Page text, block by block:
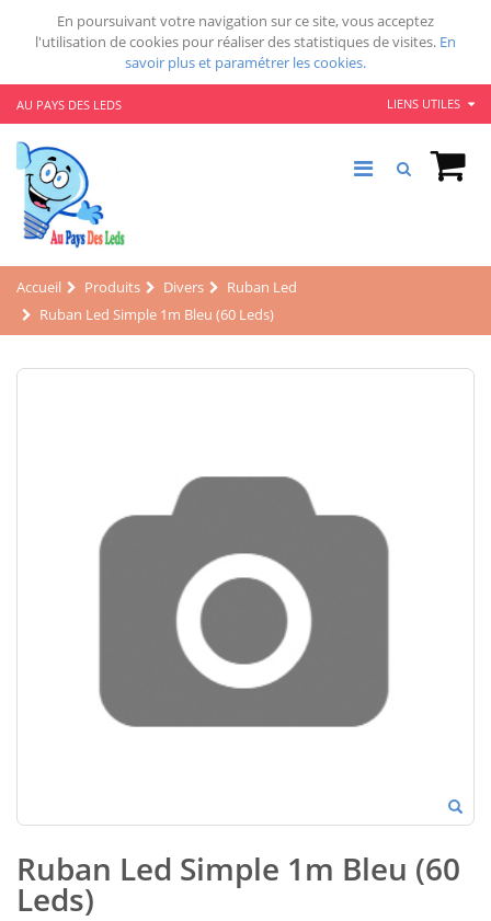
En poursuivant votre navigation sur ce site, vous acceptez
l'utilisation de cookies pour réaliser des statistiques de visites. En
savoir plus et paramétrer les cookies.
AU PAYS DES LEDS LIENS UTILES
Accueil Produits Divers
Ruban Led
Ruban Led Simple 1m Bleu (60 Leds)
Ruban Led Simple 1m Bleu (60
Leds)